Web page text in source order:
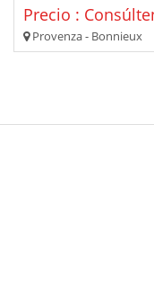
Precio :
Provenza - Bonnieux